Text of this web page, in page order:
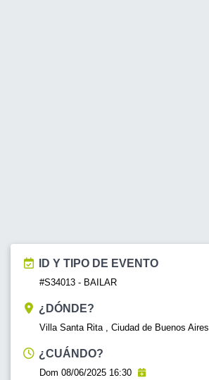
ID Y TIPO DE EVENTO
#S34013 - BAILAR
¿DÓNDE?
Villa Santa Rita , Ciudad de Buenos Aires
¿CUÁNDO?
Dom 08/06/2025 16:30